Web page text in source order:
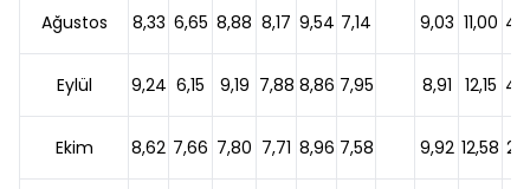
Ağustos 8,33 6,65 8,88 8,17 9,54 7,14 9,03 11,00
Eylül 9,24 6,15 9,19 7,88 8,86 7,95 8,91 12,15
Ekim 8,62 7,66 7,80 7,71 8,96 7,58 9,92 12,58